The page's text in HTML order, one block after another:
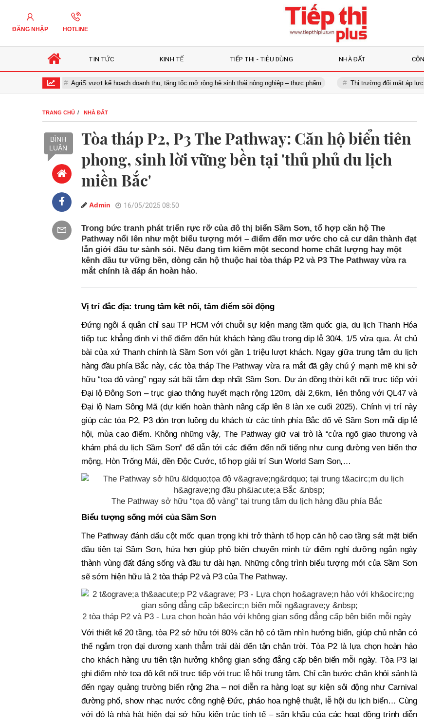
ĐĂNG NHẬP HOTLINE
TIN TỨC KINH TẾ TIẾP THỊ - TIÊU DÙNG NHÀ ĐẤT
AgriS vượt kế hoạch doanh thu, tăng tốc mở rộng hệ sinh thái nông nghiệp – thực phẩm Thị trường đối mặt áp lực chốt
TRANG CHỦ NHÀ ĐẤT
BÌNH
LUẬN
Tòa tháp P2, P3 The Pathway: Căn hộ biển tiên
phong, sinh lời vững bền tại 'thủ phủ du lịch
miền Bắc'
Admin 16/05/2025 08:50
Trong bức tranh phát triển rực rỡ của đô thị biển Sầm Sơn, tổ hợp căn hộ The
Pathway nổi lên như một biểu tượng mới – điểm đến mơ ước cho cả cư dân thành đạt
lẫn giới đầu tư sành sỏi. Nếu đang tìm kiếm một second home chất lượng hay một
kênh đầu tư vững bền, dòng căn hộ thuộc hai tòa tháp P2 và P3 The Pathway vừa ra
mắt chính là đáp án hoàn hảo.
Vị trí đắc địa: trung tâm kết nối, tâm điểm sôi động
Đứng ngôi á quân chỉ sau TP HCM với chuỗi sự kiện mang tầm quốc gia, du lịch Thanh Hóa
tiếp tục khẳng định vị thế điểm đến hút khách hàng đầu trong dịp lễ 30/4, 1/5 vừa qua. Át chủ
bài của xứ Thanh chính là Sầm Sơn với gần 1 triệu lượt khách. Ngay giữa trung tâm du lịch
hàng đầu phía Bắc này, các tòa tháp The Pathway vừa ra mắt đã gây chú ý mạnh mẽ khi sở
hữu “tọa độ vàng” ngay sát bãi tắm đẹp nhất Sầm Sơn. Dự án đồng thời kết nối trực tiếp với
Đại lộ Đông Sơn – trục giao thông huyết mạch rộng 120m, dài 2,6km, liên thông với QL47 và
Đại lộ Nam Sông Mã (dự kiến hoàn thành nâng cấp lên 8 làn xe cuối 2025). Chính vị trí này
giúp các tòa P2, P3 đón trọn luồng du khách từ các tỉnh phía Bắc đổ về Sầm Sơn mỗi dịp lễ
hội, mùa cao điểm. Không những vậy, The Pathway giữ vai trò là “cửa ngõ giao thương và
khám phá du lịch Sầm Sơn” để dẫn tới các điểm đến nổi tiếng như cung đường ven biển thơ
mộng, Hòn Trống Mái, đền Độc Cước, tổ hợp giải trí Sun World Sam Son,…
The Pathway sở hữu “tọa độ vàng” tại trung tâm du lịch hàng đầu phía Bắc
Biểu tượng sống mới của Sầm Sơn
The Pathway đánh dấu cột mốc quan trọng khi trở thành tổ hợp căn hộ cao tầng sát mặt biển
đầu tiên tại Sầm Sơn, hứa hẹn giúp phố biển chuyển mình từ điểm nghỉ dưỡng ngắn ngày
thành vùng đất đáng sống và đầu tư dài hạn. Những công trình biểu tượng mới của Sầm Sơn
sẽ sớm hiện hữu là 2 tòa tháp P2 và P3 của The Pathway.
2 tòa tháp P2 và P3 - Lựa chọn hoàn hảo với không gian sống đẳng cấp bên biển mỗi ngày
Với thiết kế 20 tầng, tòa P2 sở hữu tới 80% căn hộ có tầm nhìn hướng biển, giúp chủ nhân có
thể ngắm trọn đại dương xanh thẳm trải dài đến tận chân trời. Tòa P2 là lựa chọn hoàn hảo
cho khách hàng ưu tiên tận hưởng không gian sống đẳng cấp bên biển mỗi ngày. Tòa P3 lại
ghi điểm nhờ tọa độ kết nối trực tiếp với trục lễ hội trung tâm. Chỉ cần bước chân khỏi sảnh là
đến ngay quảng trường biển rộng 2ha – nơi diễn ra hàng loạt sự kiện sôi động như Carnival
đường phố, show nhạc nước công nghệ Đức, pháo hoa nghệ thuật, lễ hội du lịch biển… Cùng
với đó là nhà hát hiện đại sở hữu kiến trúc tinh tế – sân khấu của các hoạt động trình diễn